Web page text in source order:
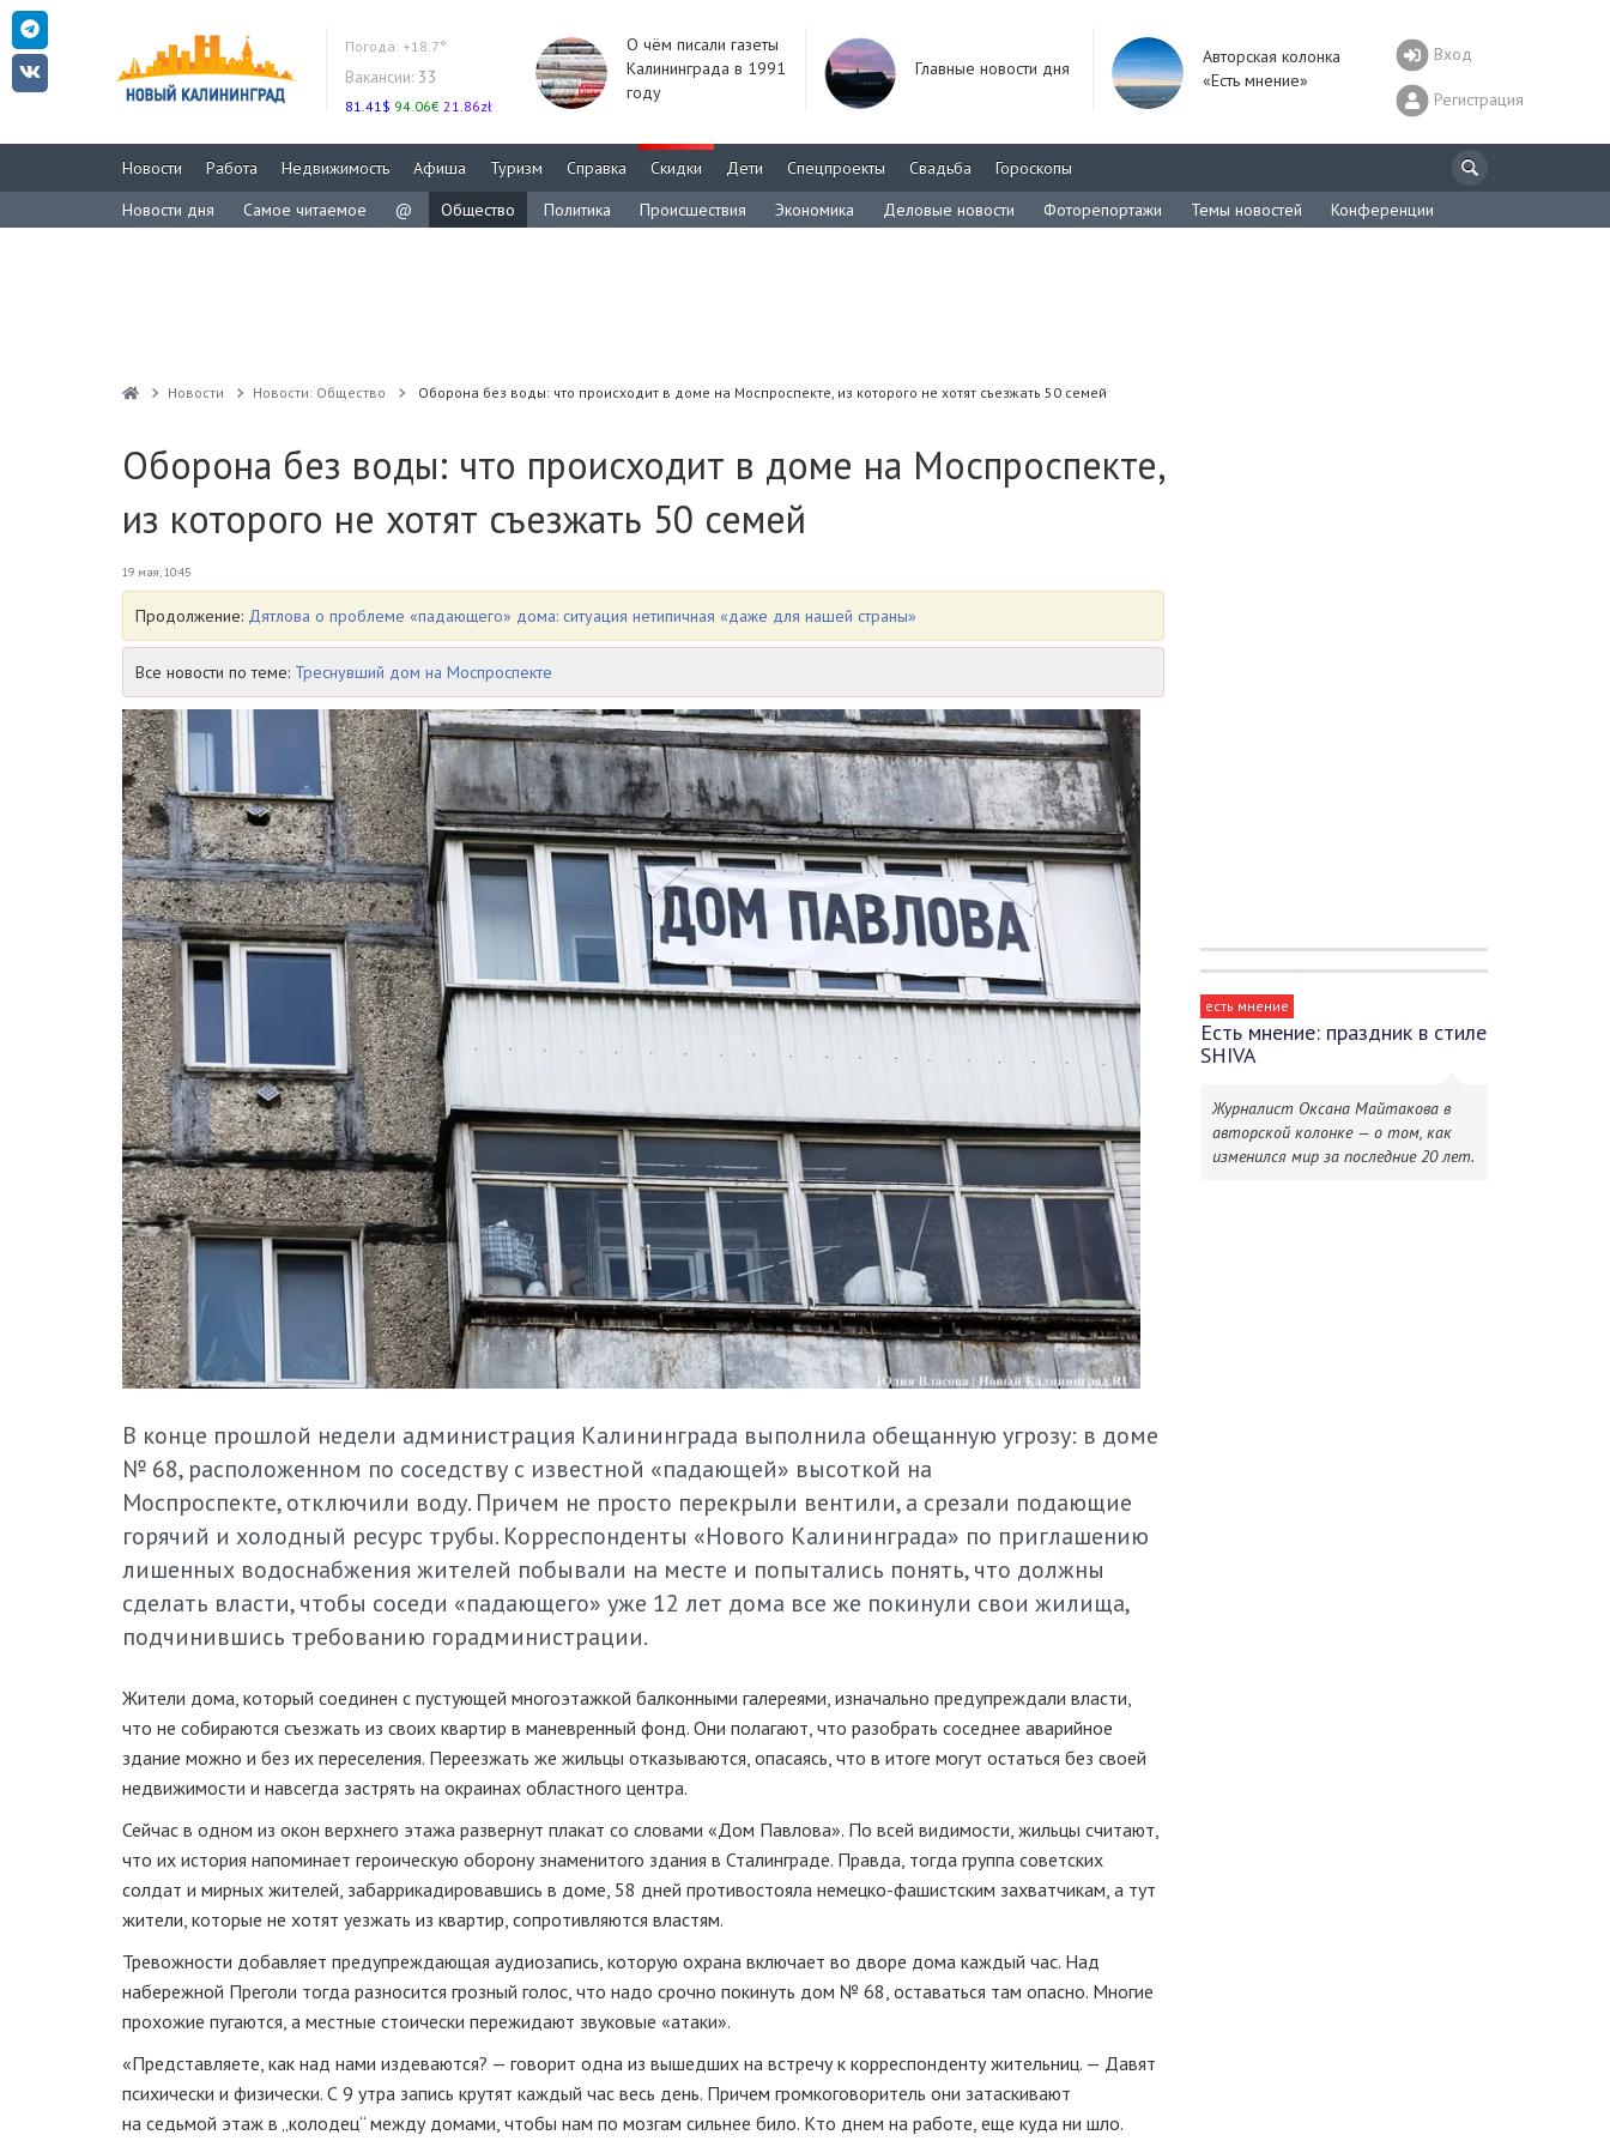
Погода: +18.7°
Вакансии: 33
81.41$ 94.06€ 21.86zł
О чём писали газеты
Калининграда в 1991
году
Главные новости дня
Авторская колонка
«Есть мнение»
Вход
Регистрация
Новости Работа Недвижимость Афиша Туризм Справка Скидки Дети Спецпроекты Свадьба
Гороскопы
Новости дня
Самое читаемое @ Общество Политика Происшествия Экономика Деловые новости Фоторепортажи Темы новостей Конференции
Новости Новости: Общество Оборона без воды: что происходит в доме на Моспроспекте, из которого не хотят съезжать 50 семей
Оборона без воды: что происходит в доме на Моспроспекте,
из которого не хотят съезжать 50 семей
19 мая, 10:45
Продолжение: Дятлова о проблеме «падающего» дома: ситуация нетипичная «даже для нашей страны»
Все новости по теме: Треснувший дом на Моспроспекте
В конце прошлой недели администрация Калининграда выполнила обещанную угрозу: в доме
№ 68, расположенном по соседству с известной «падающей» высоткой на
Моспроспекте, отключили воду. Причем не просто перекрыли вентили, а срезали подающие
горячий и холодный ресурс трубы. Корреспонденты «Нового Калининграда» по приглашению
лишенных водоснабжения жителей побывали на месте и попытались понять, что должны
сделать власти, чтобы соседи «падающего» уже 12 лет дома все же покинули свои жилища,
подчинившись требованию горадминистрации.
Жители дома, который соединен с пустующей многоэтажкой балконными галереями, изначально предупреждали власти,
что не собираются съезжать из своих квартир в маневренный фонд. Они полагают, что разобрать соседнее аварийное
здание можно и без их переселения. Переезжать же жильцы отказываются, опасаясь, что в итоге могут остаться без своей
недвижимости и навсегда застрять на окраинах областного центра.
Сейчас в одном из окон верхнего этажа развернут плакат со словами «Дом Павлова». По всей видимости, жильцы считают,
что их история напоминает героическую оборону знаменитого здания в Сталинграде. Правда, тогда группа советских
солдат и мирных жителей, забаррикадировавшись в доме, 58 дней противостояла немецко-фашистским захватчикам, а тут
жители, которые не хотят уезжать из квартир, сопротивляются властям.
Тревожности добавляет предупреждающая аудиозапись, которую охрана включает во дворе дома каждый час. Над
набережной Преголи тогда разносится грозный голос, что надо срочно покинуть дом № 68, оставаться там опасно. Многие
прохожие пугаются, а местные стоически пережидают звуковые «атаки».
«Представляете, как над нами издеваются? — говорит одна из вышедших на встречу к корреспонденту жительниц. — Давят
психически и физически. С 9 утра запись крутят каждый час весь день. Причем громкоговоритель они затаскивают
на седьмой этаж в „колодец“ между домами, чтобы нам по мозгам сильнее било. Кто днем на работе, еще куда ни шло.
есть мнение
Есть мнение: праздник в стиле
SHIVA
Журналист Оксана Майтакова в
авторской колонке — о том, как
изменился мир за последние 20 лет.